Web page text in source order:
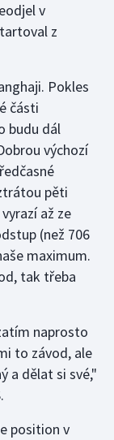
v
z
Pokles
části
budu dál
výchozí
pěti
až ze
(než 706
maximum.
tak třeba
naprosto
to závod, ale
a dělat si své,"
position v